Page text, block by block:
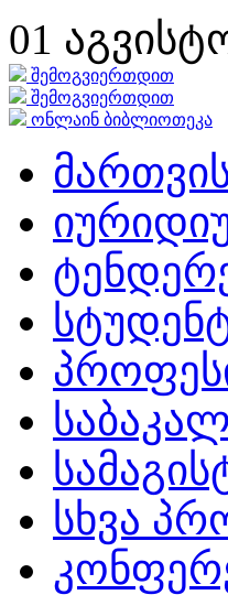
01
შემოგვიერთდით
შემოგვიერთდით
ონლაინ ბიბლიოთეკა
სხვა